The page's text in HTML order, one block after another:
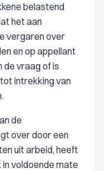
belastend
het aan
vergaren over
en op appellant
de vraag of is
intrekking van
de
over door een
uit arbeid, heeft
voldoende mate